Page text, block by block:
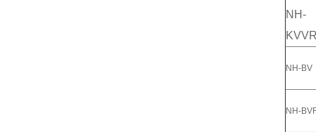
NH-
NH-BV
NH-